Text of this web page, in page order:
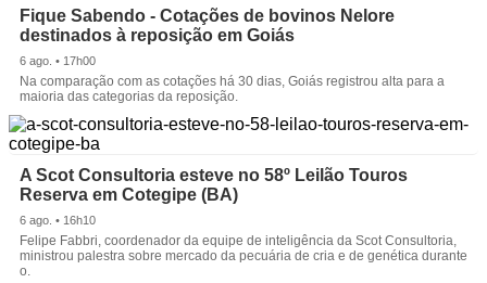
Fique Sabendo - Cotações de bovinos Nelore
destinados à reposição em Goiás
6 ago. • 17h00
Na comparação com as cotações há 30 dias, Goiás registrou alta para a
maioria das categorias da reposição.
A Scot Consultoria esteve no 58º Leilão Touros
Reserva em Cotegipe (BA)
6 ago. • 16h10
Felipe Fabbri, coordenador da equipe de inteligência da Scot Consultoria,
ministrou palestra sobre mercado da pecuária de cria e de genética durante
o.